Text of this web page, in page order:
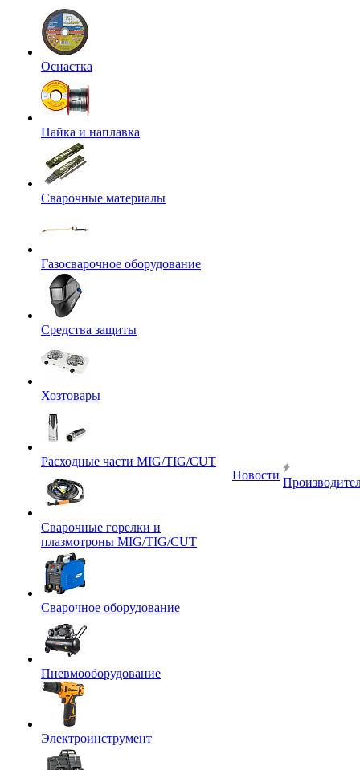
Оснастка
Пайка и наплавка
Сварочные материалы
Газосварочное оборудование
Средства защиты
Хозтовары
Расходные части MIG/TIG/CUT
Сварочные горелки и
плазмотроны MIG/TIG/CUT
Сварочное оборудование
Пневмооборудование
Электроинструмент
Новости